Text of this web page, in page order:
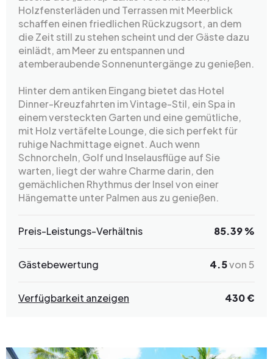
Holzfensterläden und Terrassen mit Meerblick
schaffen einen friedlichen Rückzugsort, an dem
die Zeit still zu stehen scheint und der Gäste dazu
einlädt, am Meer zu entspannen und
atemberaubende Sonnenuntergänge zu genießen.
Hinter dem antiken Eingang bietet das Hotel
Dinner-Kreuzfahrten im Vintage-Stil, ein Spa in
einem versteckten Garten und eine gemütliche,
mit Holz vertäfelte Lounge, die sich perfekt für
ruhige Nachmittage eignet. Auch wenn
Schnorcheln, Golf und Inselausflüge auf Sie
warten, liegt der wahre Charme darin, den
gemächlichen Rhythmus der Insel von einer
Hängematte unter Palmen aus zu genießen.
Preis-Leistungs-Verhältnis 85.39 %
Gästebewertung 4.5von 5
Verfügbarkeit anzeigen 430 €